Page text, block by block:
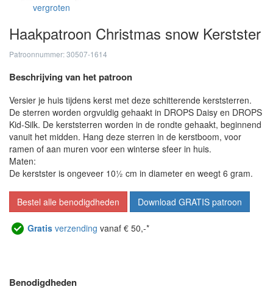
vergroten
Haakpatroon Christmas snow Kerstster
Patroonnummer: 30507-1614
Beschrijving van het patroon
Versier je huis tijdens kerst met deze schitterende kerststerren.
De sterren worden orgvuldig gehaakt in DROPS Daisy en DROPS
Kid-Silk. De kerststerren worden in de rondte gehaakt, beginnend
vanuit het midden. Hang deze sterren in de kerstboom, voor
ramen of aan muren voor een winterse sfeer in huis.
Maten:
De kerstster is ongeveer 10½ cm in diameter en weegt 6 gram.
Bestel alle benodigdheden Download GRATIS patroon
Gratis verzending vanaf € 50,-*
Benodigdheden